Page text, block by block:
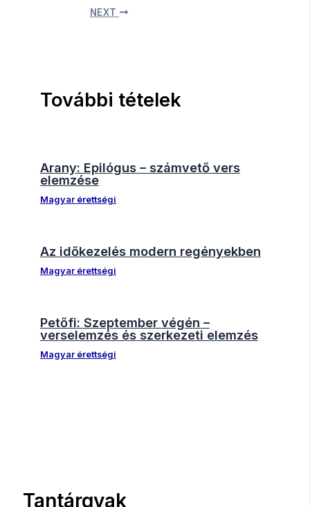
NEXT
További tételek
Arany: Epilógus – számvető vers
elemzése
Magyar érettségi
Az időkezelés modern regényekben
Magyar érettségi
Petőfi: Szeptember végén –
verselemzés és szerkezeti elemzés
Magyar érettségi
Tantárgyak